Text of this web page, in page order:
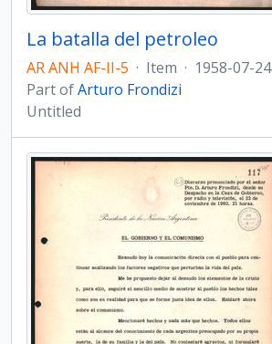
La batalla del petroleo
AR ANH AF-II-5 · Item · 1958-07-24
Part ofArturo Frondizi
Untitled